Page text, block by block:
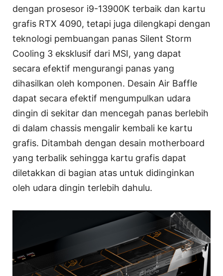
dengan prosesor i9-13900K terbaik dan kartu
grafis RTX 4090, tetapi juga dilengkapi dengan
teknologi pembuangan panas Silent Storm
Cooling 3 eksklusif dari MSI, yang dapat
secara efektif mengurangi panas yang
dihasilkan oleh komponen. Desain Air Baffle
dapat secara efektif mengumpulkan udara
dingin di sekitar dan mencegah panas berlebih
di dalam chassis mengalir kembali ke kartu
grafis. Ditambah dengan desain motherboard
yang terbalik sehingga kartu grafis dapat
diletakkan di bagian atas untuk didinginkan
oleh udara dingin terlebih dahulu.